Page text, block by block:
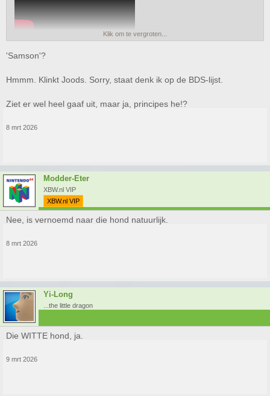
Klik om te vergroten...
'Samson'?
Hmmm. Klinkt Joods. Sorry, staat denk ik op de BDS-lijst.
Ziet er wel heel gaaf uit, maar ja, principes he!?
8 mrt 2026
Modder-Eter
XBW.nl VIP
XBW.nl VIP
Nee, is vernoemd naar die hond natuurlijk.
8 mrt 2026
Yi-Long
...the little dragon
Die WITTE hond, ja.
9 mrt 2026